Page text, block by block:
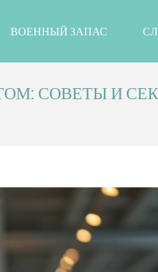
ВОЕННЫЙ ЗАПАС
СОВЕТЫ И